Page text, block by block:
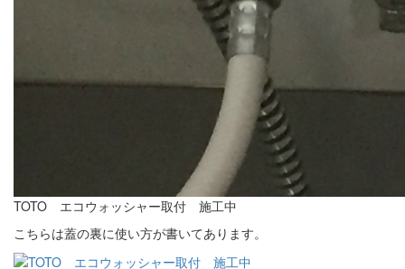
TOTO エコウォッシャー取付 施工中
こちらは蓋の裏に使い方が書いてあります。